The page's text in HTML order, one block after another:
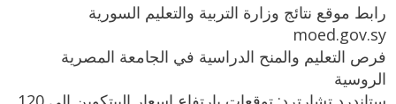
رابط موقع نتائج وزارة التربية والتعليم السورية
moed.gov.sy
فرص التعليم والمنح الدراسية في الجامعة المصرية
الروسية